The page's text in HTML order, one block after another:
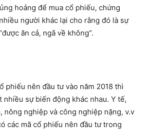
hoảng để mua cổ phiếu, chứng
người khác lại cho rằng đó là sự
ăn cả, ngã về không”.
phiếu nên đầu tư vào năm 2018 thì
nhiều sự biến động khác nhau. Y tế,
nông nghiệp và công nghiệp nặng, v.v
các mã cổ phiếu nên đầu tư trong